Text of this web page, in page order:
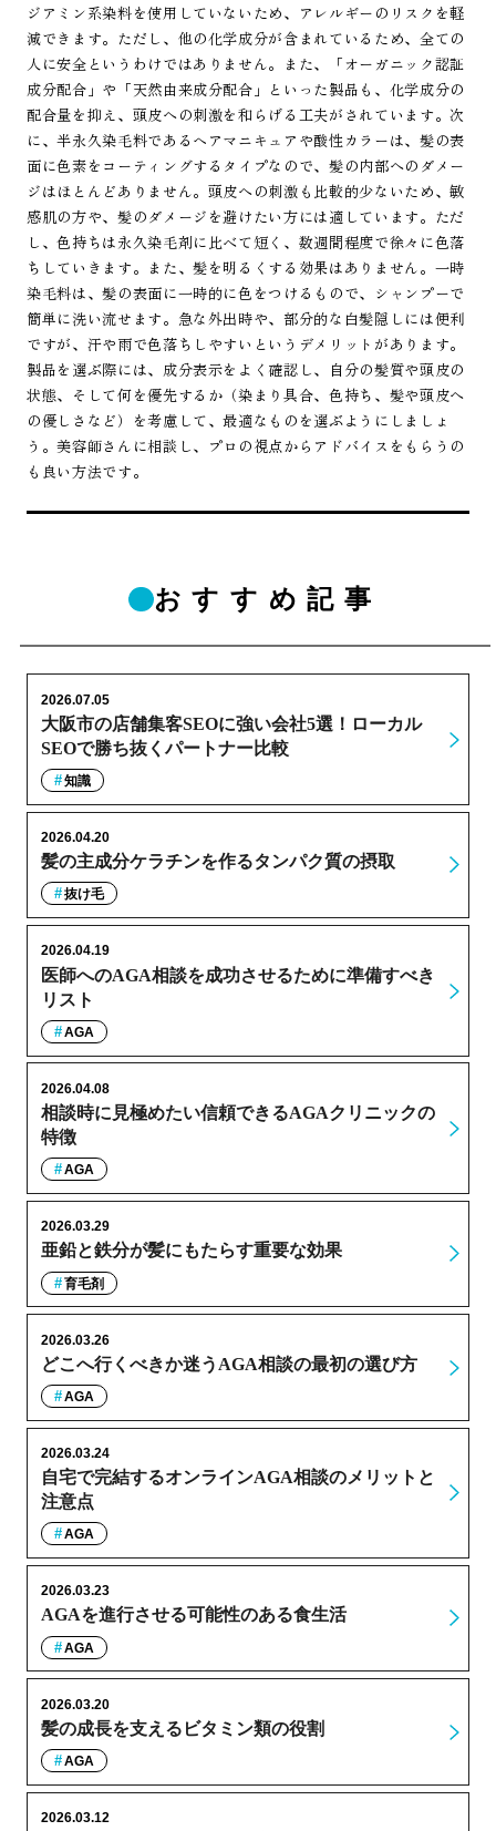
ジアミン系染料を使用していないため、アレルギーのリスクを軽
減できます。ただし、他の化学成分が含まれているため、全ての
人に安全というわけではありません。また、「オーガニック認証
成分配合」や「天然由来成分配合」といった製品も、化学成分の
配合量を抑え、頭皮への刺激を和らげる工夫がされています。次
に、半永久染毛料であるヘアマニキュアや酸性カラーは、髪の表
面に色素をコーティングするタイプなので、髪の内部へのダメー
ジはほとんどありません。頭皮への刺激も比較的少ないため、敏
感肌の方や、髪のダメージを避けたい方には適しています。ただ
し、色持ちは永久染毛剤に比べて短く、数週間程度で徐々に色落
ちしていきます。また、髪を明るくする効果はありません。一時
染毛料は、髪の表面に一時的に色をつけるもので、シャンプーで
簡単に洗い流せます。急な外出時や、部分的な白髪隠しには便利
ですが、汗や雨で色落ちしやすいというデメリットがあります。
製品を選ぶ際には、成分表示をよく確認し、自分の髪質や頭皮の
状態、そして何を優先するか（染まり具合、色持ち、髪や頭皮へ
の優しさなど）を考慮して、最適なものを選ぶようにしましょ
う。美容師さんに相談し、プロの視点からアドバイスをもらうの
も良い方法です。
おすすめ記事
大阪市の店舗集客SEOに強い会社5選！ローカル
SEOで勝ち抜くパートナー比較
2026.07.05
知識
髪の主成分ケラチンを作るタンパク質の摂取
2026.04.20
抜け毛
医師へのAGA相談を成功させるために準備すべき
リスト
2026.04.19
AGA
相談時に見極めたい信頼できるAGAクリニックの
特徴
2026.04.08
AGA
亜鉛と鉄分が髪にもたらす重要な効果
2026.03.29
育毛剤
どこへ行くべきか迷うAGA相談の最初の選び方
2026.03.26
AGA
自宅で完結するオンラインAGA相談のメリットと
注意点
2026.03.24
AGA
AGAを進行させる可能性のある食生活
2026.03.23
AGA
髪の成長を支えるビタミン類の役割
2026.03.20
AGA
2026.03.12